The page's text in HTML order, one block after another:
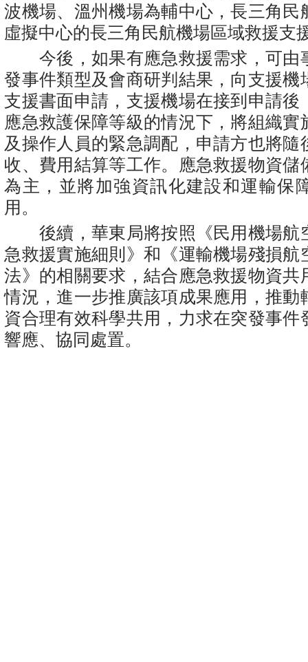
波機場、溫州機場為輔中心，長三角民
虛擬中心的長三角民航機場區域救援支
今後，如果有應急救援需求，可由
發事件類型及會商研判結果，向支援機
支援書面申請，支援機場在接到申請後
應急救護保障等級的情況下，將組織實
及操作人員的緊急調配，申請方也將隨
收、費用結算等工作。應急救援物資儲
為主，並將加強資訊化建設和運輸保
用。
後續，華東局將按照《民用機場航
急救援實施細則》和《運輸機場殘損航
法》的相關要求，結合應急救援物資共
情況，進一步推廣該項成果應用，推動
資合理有效科學共用，力求在突發事件
響應、協同處置。